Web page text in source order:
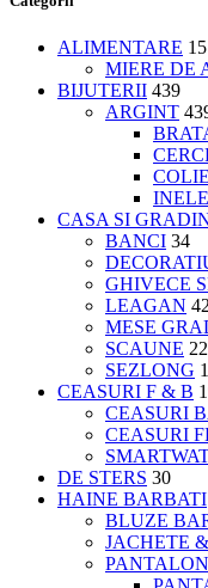
ALIMENTARE 15
MIERE DE
BIJUTERII 439
ARGINT
INELE
CASA SI
BANCI 34
GHIVECE
LEAGAN 42
MESE
SCAUNE 22
SEZLONG
CEASURI F & B
CEASURI
CEASURI
DE STERS 30
HAINE BARBATI
BLUZE
JACHETE